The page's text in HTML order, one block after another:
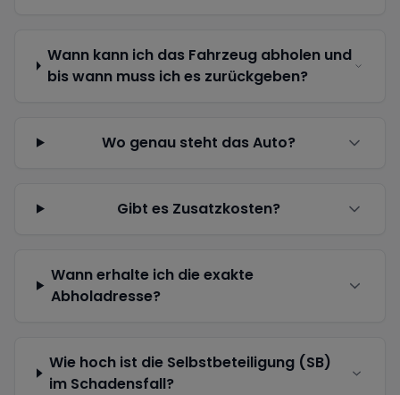
Wann kann ich das Fahrzeug abholen und
bis wann muss ich es zurückgeben?
Wo genau steht das Auto?
Gibt es Zusatzkosten?
Wann erhalte ich die exakte
Abholadresse?
Wie hoch ist die Selbstbeteiligung (SB)
im Schadensfall?